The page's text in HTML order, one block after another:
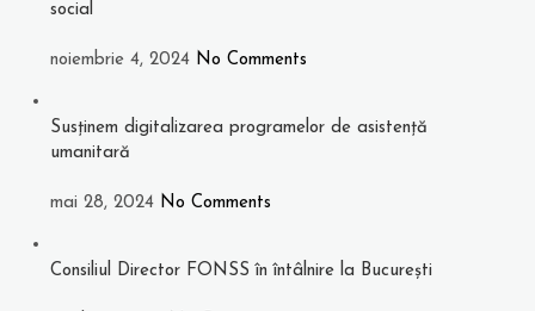
social
noiembrie 4, 2024 No Comments
Susținem digitalizarea programelor de asistență
umanitară
mai 28, 2024 No Comments
Consiliul Director FONSS în întâlnire la București